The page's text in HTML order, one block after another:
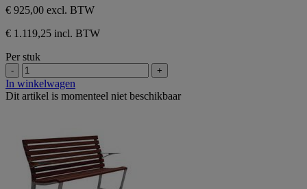
€ 925,00 excl. BTW
€ 1.119,25 incl. BTW
Per stuk
- +
In winkelwagen
Dit artikel is momenteel niet beschikbaar